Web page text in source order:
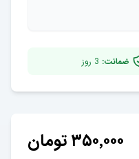
ضمانت: 3 روز
۳۵۰٬۰۰۰تومان